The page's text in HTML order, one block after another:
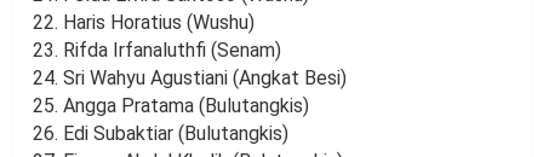
Haris Horatius (Wushu)
Rifda Irfanaluthfi (Senam)
Sri Wahyu Agustiani (Angkat Besi)
Angga Pratama (Bulutangkis)
Edi Subaktiar (Bulutangkis)